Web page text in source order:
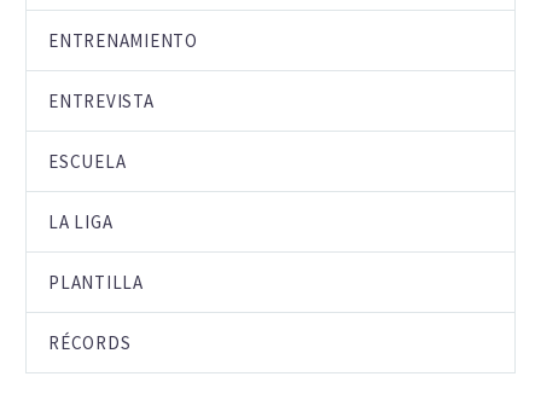
ENTRENAMIENTO
ENTREVISTA
ESCUELA
LA LIGA
PLANTILLA
RÉCORDS